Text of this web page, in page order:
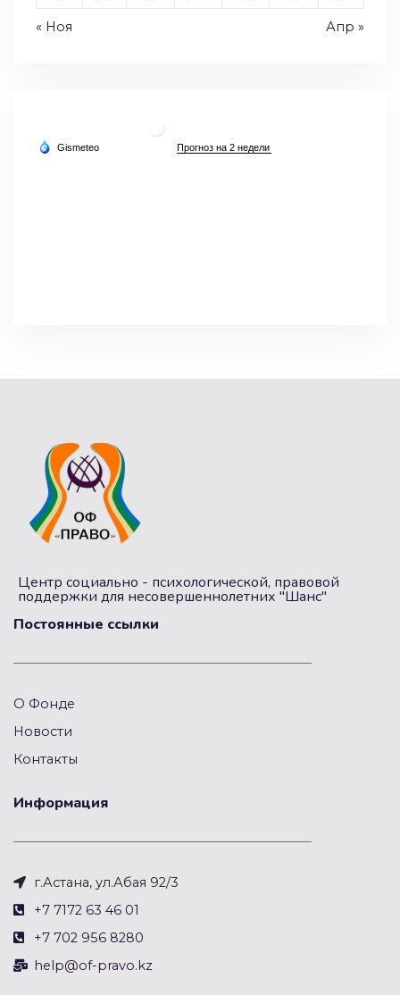
« Ноя Апр »
Центр социально - психологической, правовой
поддержки для несовершеннолетних "Шанс"
Постоянные ссылки
О Фонде
Новости
Контакты
Информация
г.Астана, ул.Абая 92/3
+7 7172 63 46 01
+7 702 956 8280
help@of-pravo.kz